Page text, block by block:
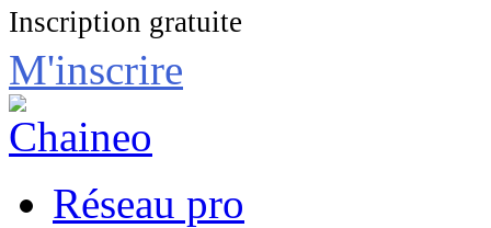
Inscription gratuite
M'inscrire
Réseau pro